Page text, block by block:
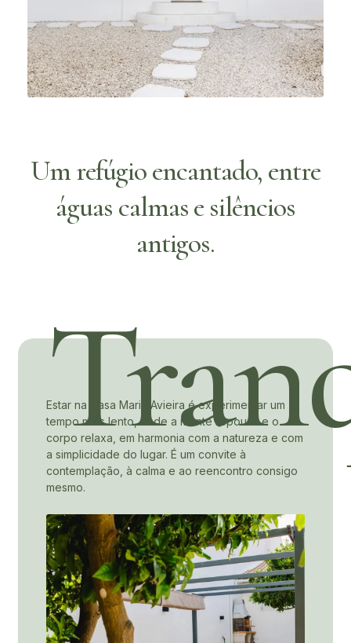
Um refúgio encantado, entre
águas calmas e silêncios
antigos.
Estar na Casa Maria Avieira é experimentar um
tempo mais lento, onde a mente repousa e o
corpo relaxa, em harmonia com a natureza e com
a simplicidade do lugar. É um convite à
contemplação, à calma e ao reencontro consigo
mesmo.